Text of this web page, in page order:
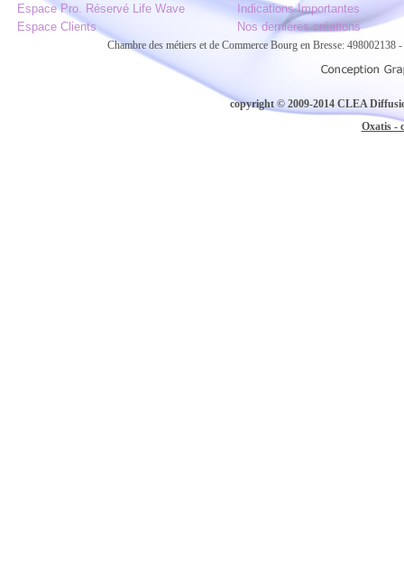
Espace Pro. Réservé Life Wave
Indications Importantes
Espace Clients
Nos dernières créations
Chambre des métiers et de Commerce Bourg en Bresse: 498002138
copyright © 2009-2014 CLEA
Oxatis -